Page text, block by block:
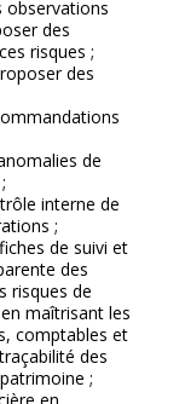
observations
des
risques ;
des
de
interne de
;
de suivi et
des
risques de
maîtrisant les
comptables et
des
;